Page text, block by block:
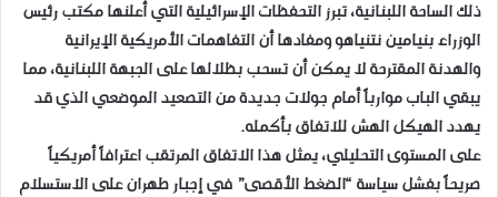
ذلك الساحة اللبنانية، تبرز التحفظات الإسرائيلية التي أعلنها مكتب رئيس
الوزراء بنيامين نتنياهو ومفادها أن التفاهمات الأمريكية الإيرانية
والهدنة المقترحة لا يمكن أن تسحب بظلالها على الجبهة اللبنانية، مما
يبقي الباب موارباً أمام جولات جديدة من التصعيد الموضعي الذي قد
يهدد الهيكل الهش للاتفاق بأكمله.
​على المستوى التحليلي، يمثل هذا الاتفاق المرتقب اعترافاً أمريكياً
صريحاً بفشل سياسة “الضغط الأقصى” في إجبار طهران على الاستسلام